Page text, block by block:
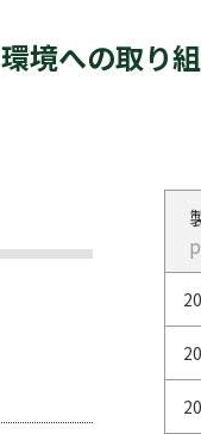
環境への取り